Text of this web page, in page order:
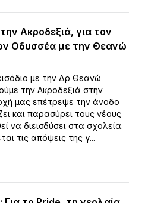
Ακροδεξιά, για τον
Οδυσσέα με την Θεανώ
με την Δρ Θεανώ
την Ακροδεξιά στην
μας επέτρεψε την άνοδο
και παρασύρει τους νέους
να διεισδύσει στα σχολεία.
τις απόψεις της γ...